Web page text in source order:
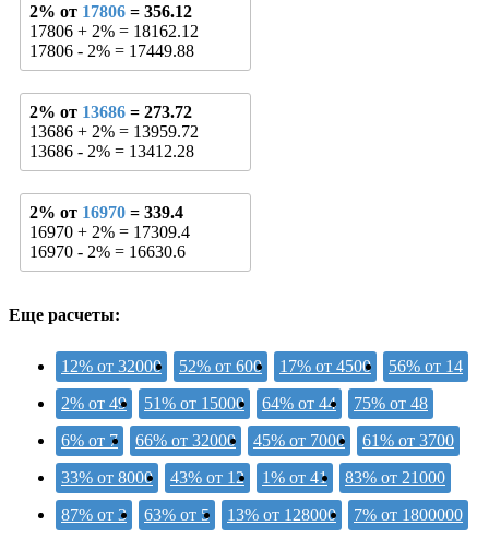
2% от 17806 = 356.12
17806 + 2% = 18162.12
17806 - 2% = 17449.88
2% от 13686 = 273.72
13686 + 2% = 13959.72
13686 - 2% = 13412.28
2% от 16970 = 339.4
16970 + 2% = 17309.4
16970 - 2% = 16630.6
Еще расчеты:
12% от 32000 52% от 600 17% от 4500
56% от 14
2% от 49
51% от 15000 64% от 44
75% от 48
6% от 7
66% от 32000 45% от 7000
61% от 3700
33% от 8000
43% от 12 1% от 41
83% от 21000
87% от 3
63% от 5 13% от 128000 7% от 1800000